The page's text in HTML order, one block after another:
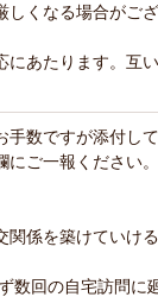
くなる場合がご
にあたります。互
数ですが添付し
ご一報ください。
関係を築けていけ
数回の自宅訪問に